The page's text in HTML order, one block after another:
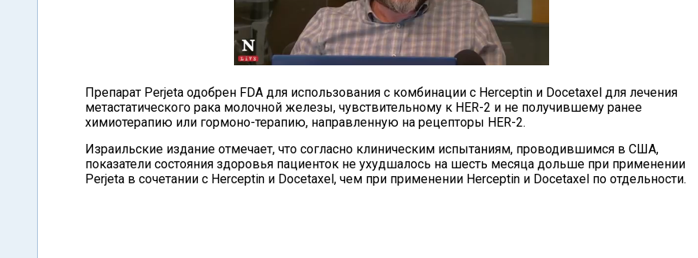
Препарат Perjeta одобрен FDA для использования с комбинации с Herceptin и Docetaxel для лечения
метастатического рака молочной железы, чувствительному к HER-2 и не получившему ранее
химиотерапию или гормоно-терапию, направленную на рецепторы HER-2.
Израильские издание отмечает, что согласно клиническим испытаниям, проводившимся в США,
показатели состояния здоровья пациенток не ухудшалось на шесть месяца дольше при применении
Perjeta в сочетании с Herceptin и Docetaxel, чем при применении Herceptin и Docetaxel по отдельности.